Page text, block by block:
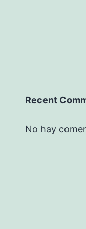
Recent
No hay